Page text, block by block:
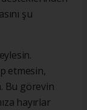
şu
etmesin,
Bu görevin
hayırlar